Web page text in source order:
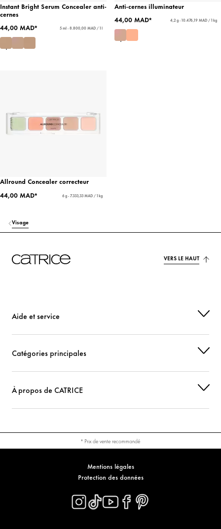
Instant Bright Serum Concealer anti-
cernes
44,00 MAD*
5 ml - 8.800,00 MAD / 1 l
Anti-cernes illuminateur
44,00 MAD*
4,2 g - 10.476,19 MAD / 1 kg
Allround Concealer correcteur
44,00 MAD*
6 g - 7.333,33 MAD / 1 kg
Visage
VERS LE HAUT
Aide et service
Catégories principales
À propos de CATRICE
* Prix de vente recommandé
Mentions légales
Protection des données